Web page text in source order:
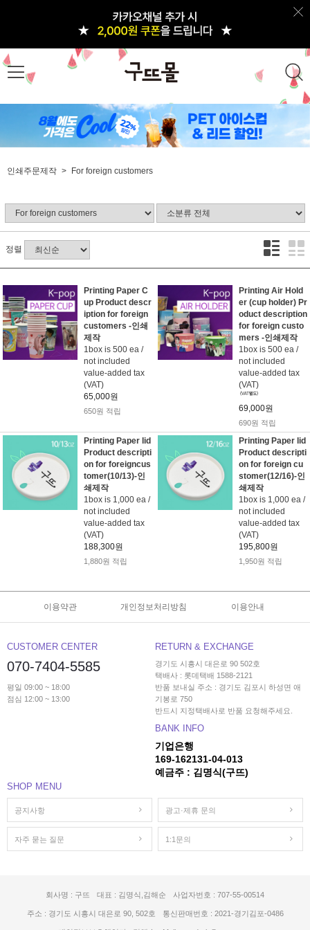
인쇄주문제작 For foreign customers
정렬
Printing Paper C
up Product descr
iption for foreign
customers -인쇄
제작
1box is 500 ea /
not included
value-added tax
(VAT)
65,000원
650원 적립
Printing Air Hold
er (cup holder) Pr
oduct description
for foreign custo
mers -인쇄제작
1box is 500 ea /
not included
value-added tax
(VAT)
69,000원
690원 적립
Printing Paper lid
Product descripti
on for foreigncus
tomer(10/13)-인
쇄제작
1box is 1,000 ea /
not included
value-added tax
(VAT)
188,300원
1,880원 적립
Printing Paper lid
Product descripti
on for foreign cu
stomer(12/16)-인
쇄제작
1box is 1,000 ea /
not included
value-added tax
(VAT)
195,800원
1,950원 적립
이용약관 개인정보처리방침 이용안내
CUSTOMER CENTER
070-7404-5585
평일 09:00 ~ 18:00
점심 12:00 ~ 13:00
RETURN & EXCHANGE
경기도 시흥시 대은로 90 502호
택배사 : 롯데택배 1588-2121
반품 보내실 주소 : 경기도 김포시 하성면 애
기봉로 750
반드시 지정택배사로 반품 요청해주세요.
BANK INFO
기업은행
169-162131-04-013
예금주 : 김명식(구뜨)
SHOP MENU
공지사항 광고·제휴 문의
자주 묻는 질문 1:1문의
회사명 : 구뜨 대표 : 김명식,김해순 사업자번호 : 707-55-00514
주소 : 경기도 시흥시 대은로 90, 502호 통신판매번호 : 2021-경기김포-0486